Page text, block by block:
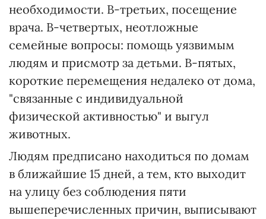
необходимости. В-третьих, посещение
врача. В-четвертых, неотложные
семейные вопросы: помощь уязвимым
людям и присмотр за детьми. В-пятых,
короткие перемещения недалеко от дома,
"связанные с индивидуальной
физической активностью" и выгул
животных.
Людям предписано находиться по домам
в ближайшие 15 дней, а тем, кто выходит
на улицу без соблюдения пяти
вышеперечисленных причин, выписывают